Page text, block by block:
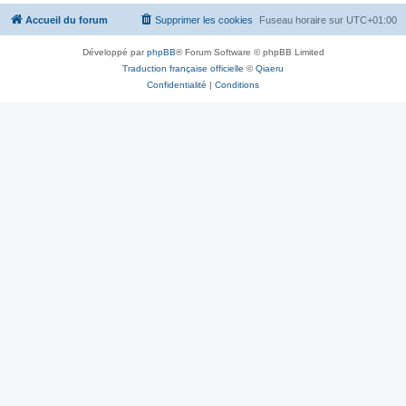
Accueil du forum Fuseau horaire sur UTC+01:00
Supprimer les cookies
Développé parphpBB® Forum Software © phpBB Limited
Traduction française officielle ©Qiaeru
Confidentialité | Conditions